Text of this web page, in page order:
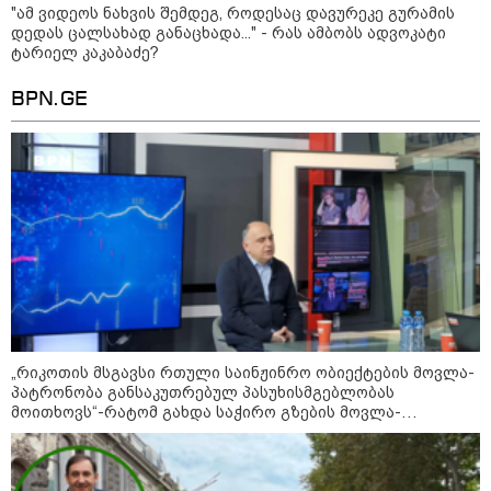
"ამ ვიდეოს ნახვის შემდეგ,
როდესაც დავურეკე გურამის
"- გათა***ბულო, წადი და დაწერე
განცხადება თუ დანაშაულს
ჩავდივარ...- მემუქრები?" -
სოციალურ ქსელში სკანდალური
კადრები ვრცელდება
პოლიტიკა
"ამ ვიდეოს ნახვის შემდეგ, როდესაც დავურეკე გურამის
დედას ცალსახად განაცხადა..." - რას ამბობს ადვოკატი
ტარიელ კაკაბაძე?
BPN.GE
„რიკოთის მსგავსი რთული საინჟინრო ობიექტების მოვლა-
პატრონობა განსაკუთრებულ პასუხისმგებლობას
მოითხოვს“-რატომ გახდა საჭირო გზების მოვლა-
პატრონობისთვის სახელმწიფო კომპანიის შექმნა